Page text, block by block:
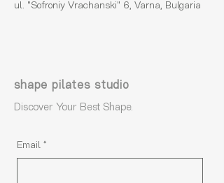
ul. "Sofroniy Vrachanski" 6, Varna, Bulgaria
shape pilates studio
Discover Your Best Shape.
Email *